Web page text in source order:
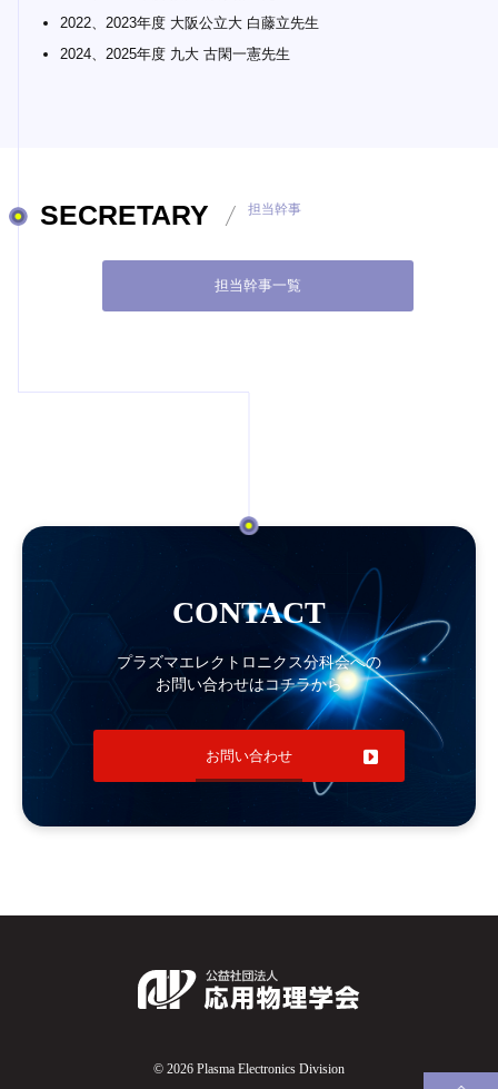
2022、2023年度 大阪公立大 白藤立先生
2024、2025年度 九大 古閑一憲先生
SECRETARY 担当幹事
担当幹事一覧
CONTACT
プラズマエレクトロニクス分科会への
お問い合わせはコチラから
お問い合わせ
© 2026 Plasma Electronics Division